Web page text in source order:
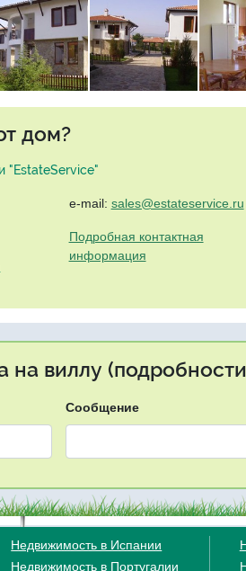
дом?
"EstateService"
e-mail: sales@estateservice.ru
Подробная контактная
информация
на виллу
Сообщение
Недвижимость в Испании
Недвижимость в Португалии